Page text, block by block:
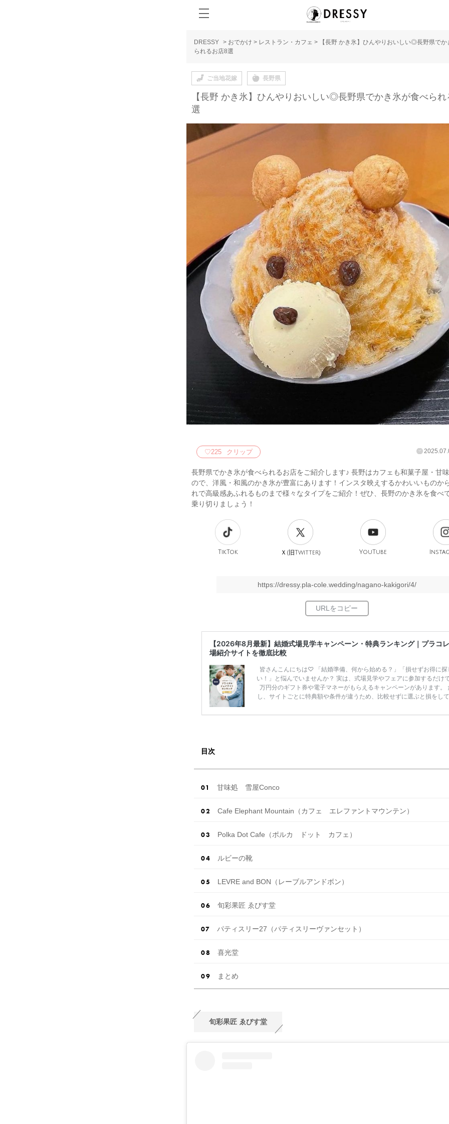
DRESSY > おでかけ > レストラン・カフェ >
【長野 かき氷】ひんやりおいしい◎長野県でか
られるお店8選
ご当地花嫁 長野県
【長野 かき氷】ひんやりおいしい◎長野県でかき氷が食べられ
選
♡225 クリップ
長野県でかき氷が食べられるお店をご紹介します♪ 長野はカフェも和菓子屋・甘
ので、洋風・和風のかき氷が豊富にあります！インスタ映えするかわいいものか
れで高級感あふれるものまで様々なタイプをご紹介！ぜひ、長野のかき氷を食べ
乗り切りましょう！
TikTok Ｘ(旧Twitter) YouTube
https://dressy.pla-cole.wedding/nagano-kakigori/4/
【2026年8月最新】結婚式場見学キャンペーン・特典ランキング｜プラコ
場紹介サイトを徹底比較
皆さんこんにちは♡ 「結婚準備、何から始める？」「損せずお得に探
い！」と悩んでいませんか？ 実は、式場見学やフェアに参加するだけ
万円分のギフト券や電子マネーがもらえるキャンペーンがあります。
し、サイトごとに特典額や条件が違うため、比較せずに選ぶと損をし
ンペーン特典ランキングを公開！ 比較サイト：プラコレ、ゼクシィ、
目次
甘味処 雪屋Conco
Cafe Elephant Mountain（カフェ エレファントマウンテン）
Polka Dot Cafe（ポルカ ドット カフェ）
ルビーの靴
LEVRE and BON（レーブルアンドボン）
旬彩果匠 ゑびす堂
パティスリー27（パティスリーヴァンセット）
喜光堂
まとめ
旬彩果匠 ゑびす堂